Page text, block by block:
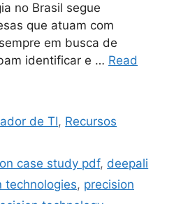
no Brasil segue
que atuam com
em busca de
identificar e … Read
de TI, Recursos
case study pdf, deepali
technologies, precision